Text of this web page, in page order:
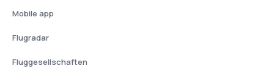
Mobile app
Flugradar
Fluggesellschaften